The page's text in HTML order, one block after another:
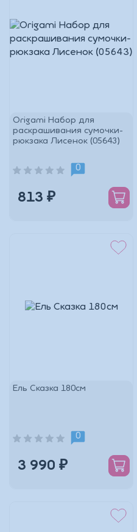
Origami Набор для
раскрашивания сумочки-
рюкзака Лисенок (05643)
0
813 ₽
Ель Сказка 180см
0
3 990 ₽